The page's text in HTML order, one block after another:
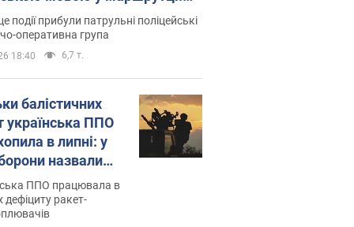
склала адмінпротокол.
події прибули патрульні поліцейські
оперативна група
18:40 6,7 т.
балістичних
українська ППО
в липні: у
назвали
ППО працювала в
дефіциту ракет-